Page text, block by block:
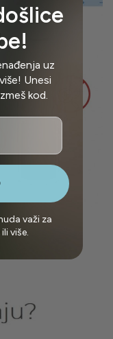
uz
Unesi
kod.
važi za
više.